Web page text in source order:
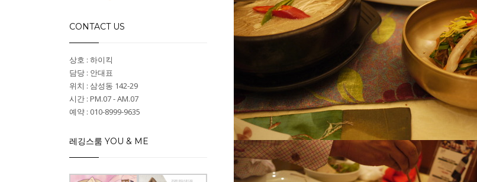
CONTACT US
상호 : 하이킥
담당 : 안대표
위치 : 삼성동 142-29
시간 : PM.07 - AM.07
예약 : 010-8999-9635
레깅스룸 YOU & ME